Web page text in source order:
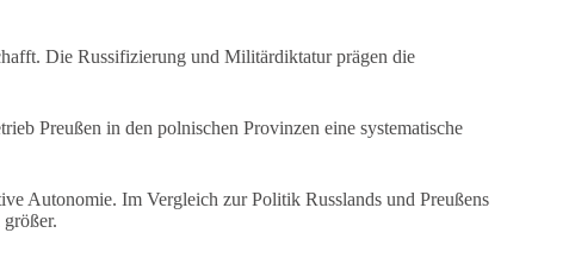
Die Russifizierung und Militärdiktatur prägen die
Preußen in den polnischen Provinzen eine systematische
Autonomie. Im Vergleich zur Politik Russlands und Preußens